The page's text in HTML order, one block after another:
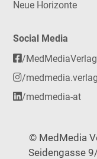
Neue Horizonte
Social Media
/MedMediaVerlag
/medmedia.verlag
/medmedia-at
© MedMedia
Seidengasse